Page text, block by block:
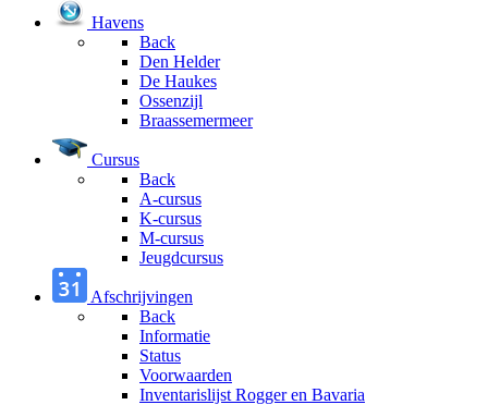
Havens
Back
Den Helder
De Haukes
Ossenzijl
Braassemermeer
Cursus
Back
A-cursus
K-cursus
M-cursus
Jeugdcursus
Afschrijvingen
Back
Informatie
Status
Voorwaarden
Inventarislijst Rogger en Bavaria